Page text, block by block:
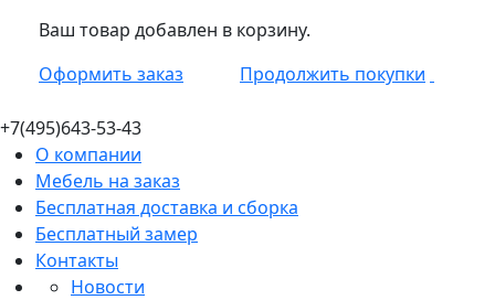
Ваш товар добавлен в корзину.
Оформить заказ
Продолжить покупки
+7(495)643-53-43
О компании
Мебель на заказ
Бесплатная доставка и сборка
Бесплатный замер
Контакты
Новости